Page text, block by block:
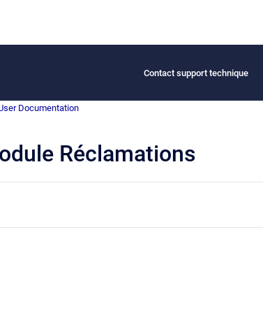
Contact support technique
Documentation
Réclamations